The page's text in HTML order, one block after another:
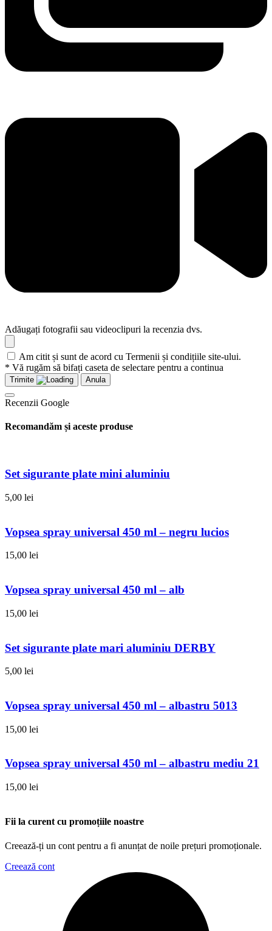
Adăugați fotografii sau videoclipuri la recenzia dvs.
Am citit și sunt de acord cu Termenii și condițiile site-ului.
* Vă rugăm să bifați caseta de selectare pentru a continua
Trimite Anula
Recenzii Google
Recomandăm și aceste produse
Set sigurante plate mini aluminiu
5,00 lei
Vopsea spray universal 450 ml – negru lucios
15,00 lei
Vopsea spray universal 450 ml – alb
15,00 lei
Set sigurante plate mari aluminiu DERBY
5,00 lei
Vopsea spray universal 450 ml – albastru 5013
15,00 lei
Vopsea spray universal 450 ml – albastru mediu 21
15,00 lei
Fii la curent cu promoțiile noastre
Creează-ți un cont pentru a fi anunțat de noile prețuri promoționale.
Creează cont